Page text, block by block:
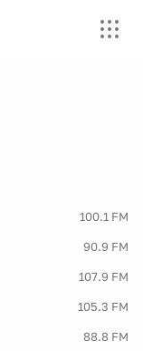
100.1 FM
90.9 FM
107.9 FM
105.3 FM
88.8 FM